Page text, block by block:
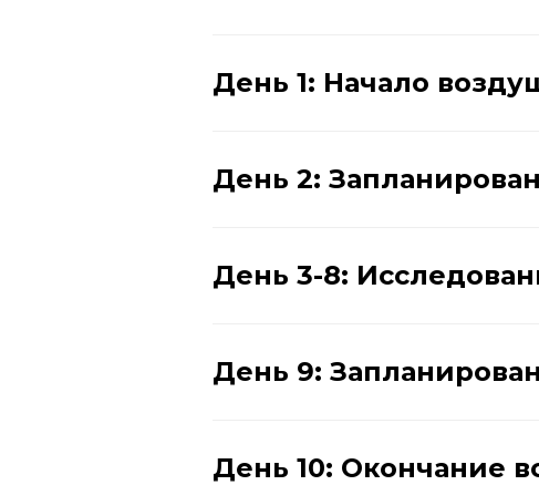
День 1: Начало
День 2:
День 3-8:
День 9:
День 10: Окончание